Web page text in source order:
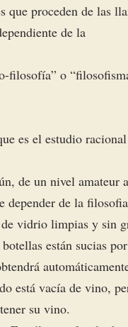
proceden de las
de la
filosofía” o
es el estudio
de un nivel
depender de la
vidrio limpias y sin
están sucias
está vacía de vino,
su vino.